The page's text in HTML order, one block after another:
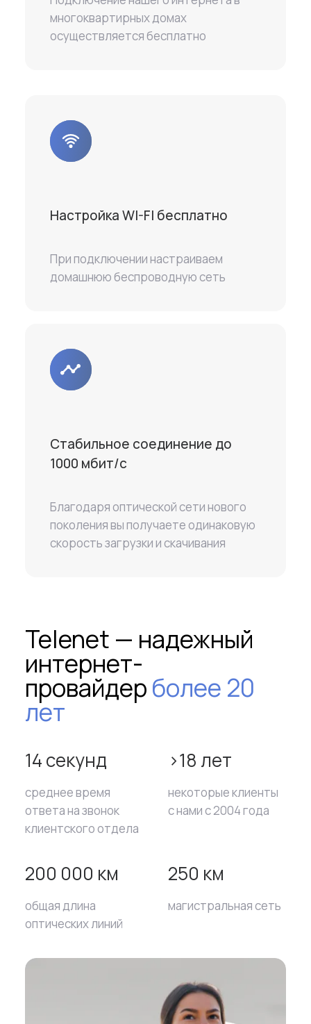
многоквартирных домах
осуществляется бесплатно
Настройка WI-FI бесплатно
При подключении настраиваем
домашнюю беспроводную сеть
Стабильное соединение до
1000 мбит/с
Благодаря оптической сети нового
поколения вы получаете одинаковую
скорость загрузки и скачивания
Telenet — надежный
интернет-
провайдерболее 20
лет
14 секунд
среднее время
ответа на звонок
клиентского отдела
>18 лет
некоторые клиенты
с нами с 2004 года
200 000 км
общая длина
оптических линий
250 км
магистральная сеть